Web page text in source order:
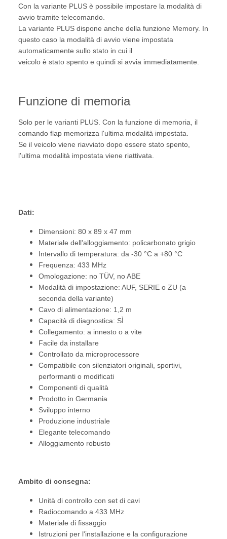
Con la variante PLUS è possibile impostare la modalità di
avvio tramite telecomando.
La variante PLUS dispone anche della funzione Memory. In
questo caso la modalità di avvio viene impostata
automaticamente sullo stato in cui il
veicolo è stato spento e quindi si avvia immediatamente.
Funzione di memoria
Solo per le varianti PLUS. Con la funzione di memoria, il
comando flap memorizza l'ultima modalità impostata.
Se il veicolo viene riavviato dopo essere stato spento,
l'ultima modalità impostata viene riattivata.
Dati:
Dimensioni: 80 x 89 x 47 mm
Materiale dell'alloggiamento: policarbonato grigio
Intervallo di temperatura: da -30 °C a +80 °C
Frequenza: 433 MHz
Omologazione: no TÜV, no ABE
Modalità di impostazione: AUF, SERIE o ZU (a
seconda della variante)
Cavo di alimentazione: 1,2 m
Capacità di diagnostica: SÌ
Collegamento: a innesto o a vite
Facile da installare
Controllato da microprocessore
Compatibile con silenziatori originali, sportivi,
performanti o modificati
Componenti di qualità
Prodotto in Germania
Sviluppo interno
Produzione industriale
Elegante telecomando
Alloggiamento robusto
Ambito di consegna:
Unità di controllo con set di cavi
Radiocomando a 433 MHz
Materiale di fissaggio
Istruzioni per l'installazione e la configurazione